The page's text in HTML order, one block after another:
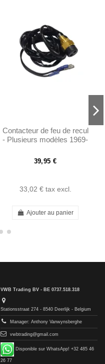
Contacteur de feu de recul
- Plusieurs modèles 1969-
Ponton
39,95 €
33,02 € tax excl.
Ajouter au panier
VWB Trading BV - BE 0737.518.318
Stationsstraat 274 - 8540 Deerlijk - Belgium
Manager: Anthony Vanwynsberghe
vwbtrading@gmail.com
Disponible sur WhatsApp! +32 485 46
26 77